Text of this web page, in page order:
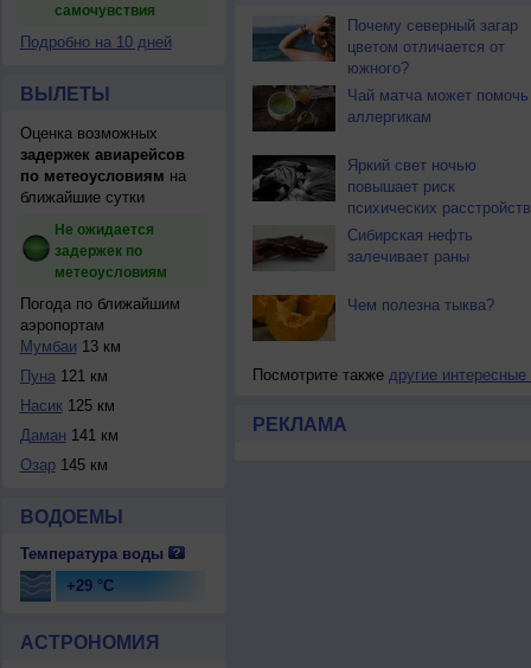
самочувствия
Подробно на 10 дней
ВЫЛЕТЫ
Оценка возможных
задержек авиарейсов
по метеоусловиям на
ближайшие сутки
Не ожидается
задержек по
метеоусловиям
Погода по ближайшим
аэропортам
Мумбаи 13 км
Пуна121 км
Насик125 км
Даман 141 км
Озар145 км
ВОДОЕМЫ
Температура воды
+29 °C
АСТРОНОМИЯ
Почему северный загар
цветом отличается от
южного?
Чай матча может помочь
аллергикам
Яркий свет ночью
повышает риск
психических расстройств
Сибирская нефть
залечивает раны
Чем полезна тыква?
Посмотрите также другие интересные
РЕКЛАМА